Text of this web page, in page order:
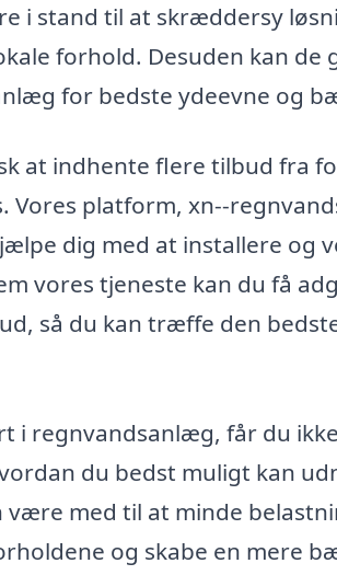
i stand til at skræddersy
forhold. Desuden kan
for bedste ydeevne og
at indhente flere tilbud fra
Vores platform, xn--
dig med at installere og
vores tjeneste kan du få
så du kan træffe den
i regnvandsanlæg, får du
du bedst muligt kan
med til at minde
og skabe en mere